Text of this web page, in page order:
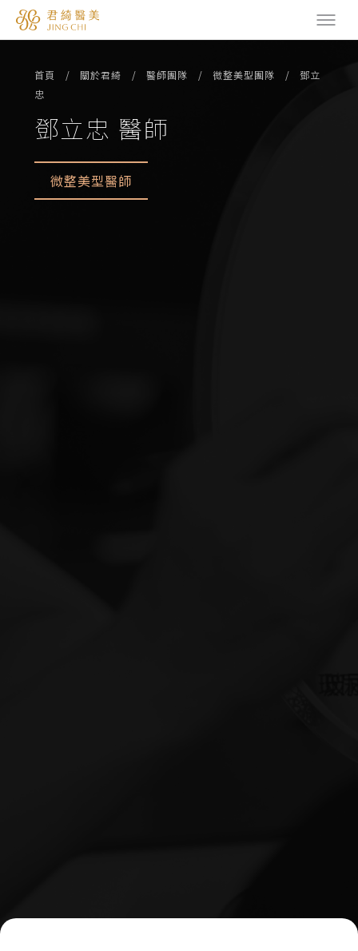
首頁 關於君綺 醫師團隊 微整美型團隊
鄧立
忠
鄧立忠 醫師
微整美型醫師